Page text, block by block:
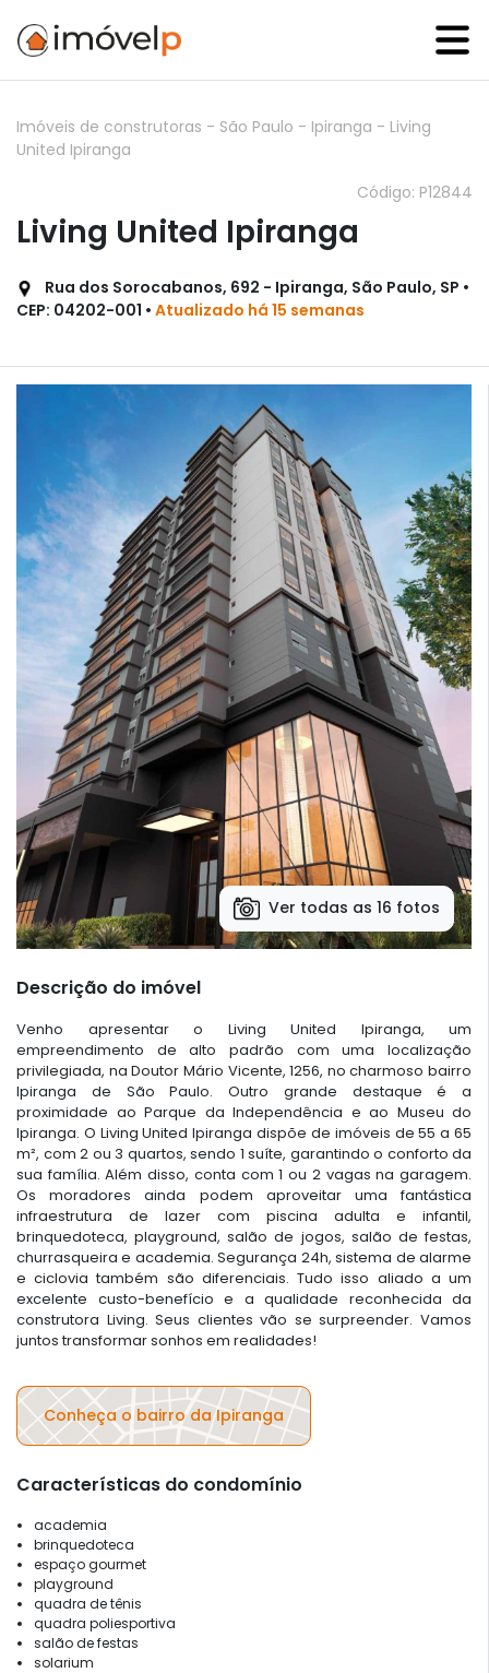
Imóveis de construtoras - São Paulo - Ipiranga - Living
United Ipiranga
Código: P12844
Living United Ipiranga
Rua dos Sorocabanos, 692 - Ipiranga, São Paulo, SP •
CEP: 04202-001 • Atualizado há 15 semanas
Ver todas as 16 fotos
Descrição do imóvel
Venho apresentar o Living United Ipiranga, um
empreendimento de alto padrão com uma localização
privilegiada, na Doutor Mário Vicente, 1256, no charmoso bairro
Ipiranga de São Paulo. Outro grande destaque é a
proximidade ao Parque da Independência e ao Museu do
Ipiranga. O Living United Ipiranga dispõe de imóveis de 55 a 65
m², com 2 ou 3 quartos, sendo 1 suíte, garantindo o conforto da
sua família. Além disso, conta com 1 ou 2 vagas na garagem.
Os moradores ainda podem aproveitar uma fantástica
infraestrutura de lazer com piscina adulta e infantil,
brinquedoteca, playground, salão de jogos, salão de festas,
churrasqueira e academia. Segurança 24h, sistema de alarme
e ciclovia também são diferenciais. Tudo isso aliado a um
excelente custo-benefício e a qualidade reconhecida da
construtora Living. Seus clientes vão se surpreender. Vamos
juntos transformar sonhos em realidades!
Conheça o bairro da Ipiranga
Características do condomínio
academia
brinquedoteca
espaço gourmet
playground
quadra de tênis
quadra poliesportiva
salão de festas
solarium